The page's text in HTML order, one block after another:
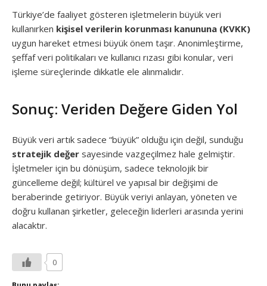
Türkiye’de faaliyet gösteren işletmelerin büyük veri
kullanırken kişisel verilerin korunması kanununa (KVKK)
uygun hareket etmesi büyük önem taşır. Anonimleştirme,
şeffaf veri politikaları ve kullanıcı rızası gibi konular, veri
işleme süreçlerinde dikkatle ele alınmalıdır.
Sonuç: Veriden Değere Giden Yol
Büyük veri artık sadece “büyük” olduğu için değil, sunduğu
stratejik değer sayesinde vazgeçilmez hale gelmiştir.
İşletmeler için bu dönüşüm, sadece teknolojik bir
güncelleme değil; kültürel ve yapısal bir değişimi de
beraberinde getiriyor. Büyük veriyi anlayan, yöneten ve
doğru kullanan şirketler, geleceğin liderleri arasında yerini
alacaktır.
0